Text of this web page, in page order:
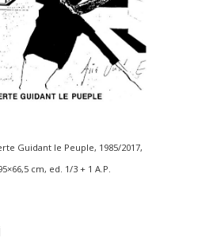
Guidant le Peuple, 1985/2017,
cm, ed. 1/3 + 1 A.P.